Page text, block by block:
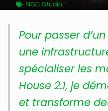
NGC Studio,
Pour passer
une
spécialiser les
House 2.1, je
et transforme